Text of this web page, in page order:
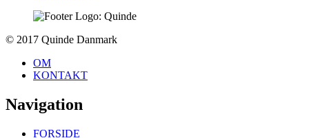
To
© 2017 Quinde Danmark
OM
KONTAKT
Navigation
FORSIDE